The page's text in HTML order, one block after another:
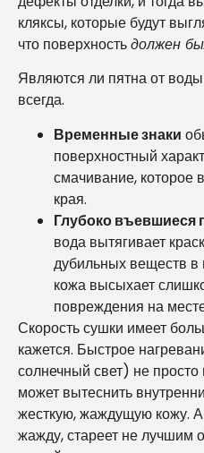
кляксы, которые будут
что поверхностьдолжен
Являются ли пятна от
всегда.
Временные знаки
поверхностный
смачивание, которое
края.
Глубоко въевшиеся
вода вытягивает
дубильных веществ в
кожа высыхает
повреждения на
Скорость сушки имеет
кажется. Быстрое
солнечный свет) не
может вытеснить
жесткую, жаждущую кожу.
жажду, стареет не лучшим